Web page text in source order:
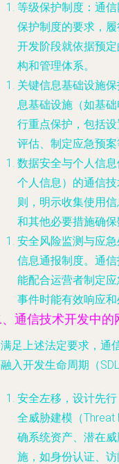
等级保护制度 ：通
保护制度的要求，
开发阶段就依据预
构和管理体系。
关键信息基础设施保
息基础设施（如基
行重点保护，包括
评估、制定应急预案
数据安全与个人信息
个人信息）的通信
则，明示收集使用
和其他必要措施确保
安全风险监测与应急
信息通报制度。通
能配合运营者制定
事件时能有效响应和
通信技术开发中
足上述法定要求，通
入开发生命周期（
安全左移，设计先行
全威胁建模（
确系统资产、潜在
施，如身份认证、